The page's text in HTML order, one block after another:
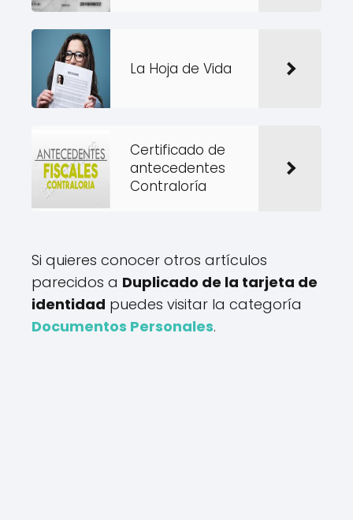
La Hoja de Vida
Certificado de
antecedentes
Contraloría
Si quieres conocer otros artículos
parecidos a Duplicado de la tarjeta de
identidad puedes visitar la categoría
Documentos Personales.